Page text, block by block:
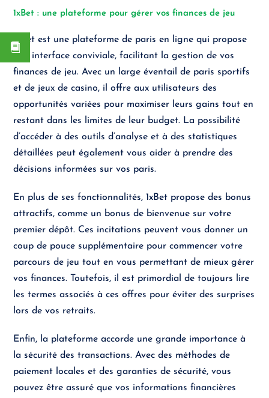
1xBet : une plateforme pour gérer vos finances de jeu
1xBet est une plateforme de paris en ligne qui propose
une interface conviviale, facilitant la gestion de vos
finances de jeu. Avec un large éventail de paris sportifs
et de jeux de casino, il offre aux utilisateurs des
opportunités variées pour maximiser leurs gains tout en
restant dans les limites de leur budget. La possibilité
d’accéder à des outils d’analyse et à des statistiques
détaillées peut également vous aider à prendre des
décisions informées sur vos paris.
En plus de ses fonctionnalités, 1xBet propose des bonus
attractifs, comme un bonus de bienvenue sur votre
premier dépôt. Ces incitations peuvent vous donner un
coup de pouce supplémentaire pour commencer votre
parcours de jeu tout en vous permettant de mieux gérer
vos finances. Toutefois, il est primordial de toujours lire
les termes associés à ces offres pour éviter des surprises
lors de vos retraits.
Enfin, la plateforme accorde une grande importance à
la sécurité des transactions. Avec des méthodes de
paiement locales et des garanties de sécurité, vous
pouvez être assuré que vos informations financières